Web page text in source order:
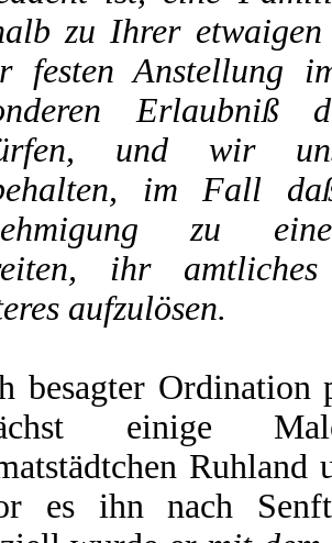
zu Ihrer
festen Anstellung
Erlaubniß
und wir
im Fall
zu
ihr
aufzulösen.
besagter Ordination
einige
Ruhland
es ihn nach